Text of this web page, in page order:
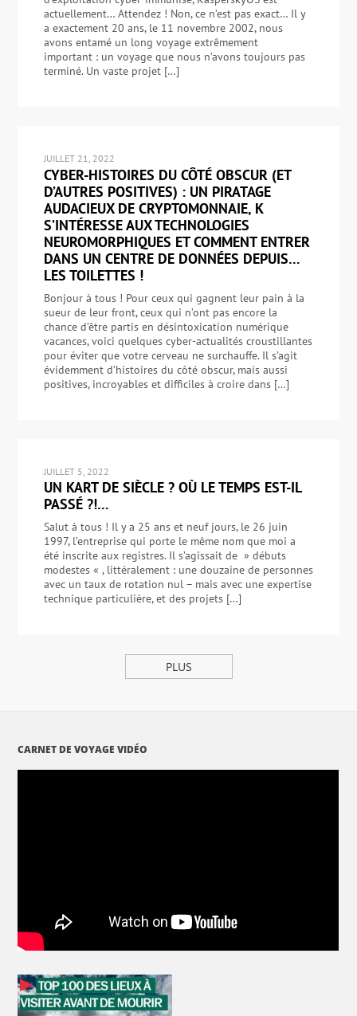
actuellement… Attendez ! Non, ce n’est pas exact… Il y
a exactement 20 ans, le 11 novembre 2002, nous
avons entamé un long voyage extrêmement
important : un voyage que nous n’avons toujours pas
terminé. Un vaste projet […]
JUILLET 21, 2022
CYBER-HISTOIRES DU CÔTÉ OBSCUR (ET
D’AUTRES POSITIVES) : UN PIRATAGE
AUDACIEUX DE CRYPTOMONNAIE, K
S’INTÉRESSE AUX TECHNOLOGIES
NEUROMORPHIQUES ET COMMENT ENTRER
DANS UN CENTRE DE DONNÉES DEPUIS…
LES TOILETTES !
Bonjour à tous ! Pour ceux qui gagnent leur pain à la
sueur de leur front, ceux qui n’ont pas encore la
chance d’être partis en désintoxication numérique
vacances, voici quelques cyber-actualités croustillantes
pour éviter que votre cerveau ne surchauffe. Il s’agit
évidemment d’histoires du côté obscur, mais aussi
positives, incroyables et difficiles à croire dans […]
JUILLET 5, 2022
UN KART DE SIÈCLE ? OÙ LE TEMPS EST-IL
PASSÉ ?!…
Salut à tous ! Il y a 25 ans et neuf jours, le 26 juin
1997, l’entreprise qui porte le même nom que moi a
été inscrite aux registres. Il s’agissait de » débuts
modestes « , littéralement : une douzaine de personnes
avec un taux de rotation nul – mais avec une expertise
technique particulière, et des projets […]
PLUS
CARNET DE VOYAGE VIDÉO